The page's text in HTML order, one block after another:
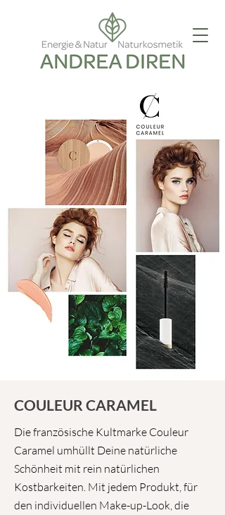
COULEUR CARAMEL
Die französische Kultmarke Couleur
Caramel umhüllt Deine natürliche
Schönheit mit rein natürlichen
Kostbarkeiten. Mit jedem Produkt, für
den individuellen Make-up-Look, die